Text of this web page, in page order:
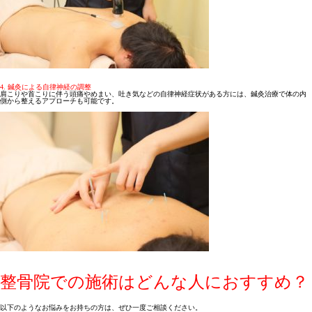
4. 鍼灸による自律神経の調整
肩こりや首こりに伴う頭痛やめまい、吐き気などの自律神経症状がある方には、鍼灸治療で体の内
側から整えるアプローチも可能です。
整骨院での施術はどんな人におすすめ？
以下のようなお悩みをお持ちの方は、ぜひ一度ご相談ください。